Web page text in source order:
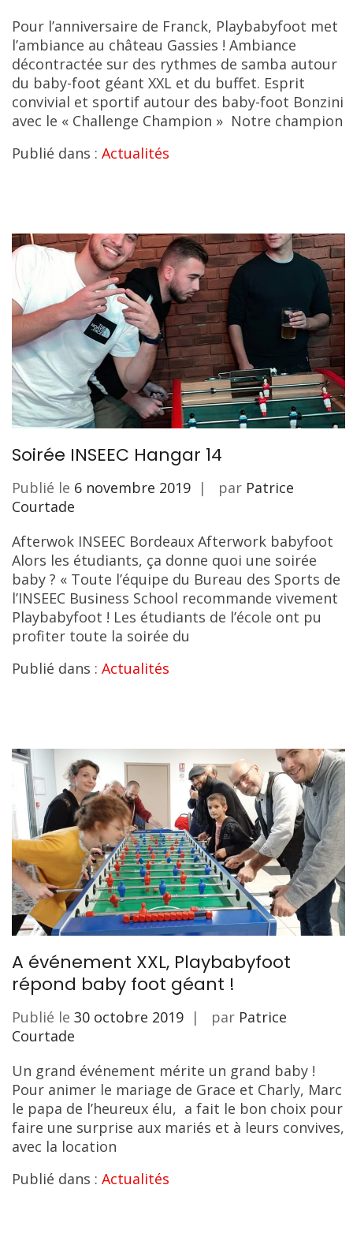
Pour l’anniversaire de Franck, Playbabyfoot met
l’ambiance au château Gassies ! Ambiance
décontractée sur des rythmes de samba autour
du baby-foot géant XXL et du buffet. Esprit
convivial et sportif autour des baby-foot Bonzini
avec le « Challenge Champion » Notre champion
Publié dans : Actualités
Soirée INSEEC Hangar 14
Publié le 6 novembre 2019 par Patrice
Courtade
Afterwok INSEEC Bordeaux Afterwork babyfoot
Alors les étudiants, ça donne quoi une soirée
baby ? « Toute l’équipe du Bureau des Sports de
l’INSEEC Business School recommande vivement
Playbabyfoot ! Les étudiants de l’école ont pu
profiter toute la soirée du
Publié dans : Actualités
A événement XXL, Playbabyfoot
répond baby foot géant !
Publié le 30 octobre 2019 par Patrice
Courtade
Un grand événement mérite un grand baby !
Pour animer le mariage de Grace et Charly, Marc
le papa de l’heureux élu, a fait le bon choix pour
faire une surprise aux mariés et à leurs convives,
avec la location
Publié dans : Actualités